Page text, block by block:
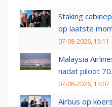
Staking
op laatste
07-08-2026, 15:11
Malaysia
nadat piloot
07-08-2026, 14:07
Airbus op